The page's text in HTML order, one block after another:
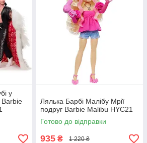
у
Barbie
Лялька Барбі Малібу Мрії
подруг Barbie Malibu HYC21
Готово до відправки
935 ₴ 1 220 ₴